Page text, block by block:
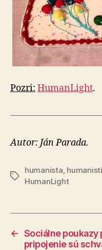
Pozri: HumanLight.
Autor: Ján Parada.
Značky
humanista humanisti
HumanLight
← Sociálne poukazy
pripojenie sú